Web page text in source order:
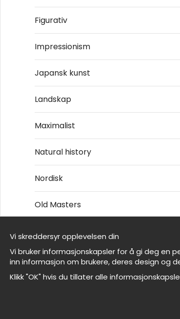
Hashiguchi Goyō Courtesan Applying
Lipstick No2 - Plakat
kr 96
Kontakt
-
Om
Mine
Figurativ
Impressionism
Japansk kunst
Landskap
Maximalist
Natural history
Nordisk
Old Masters
Vi er Wallnest
FAQ
Vi skreddersyr opplevelsen din
Vi bruker informasjonskapsler for å gi deg en
inn informasjon om brukere, deres design og
Klikk "OK" hvis du tillater alle